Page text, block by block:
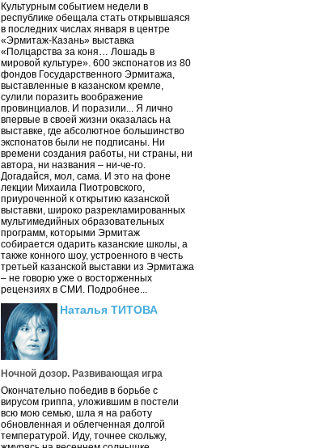
Культурным событием недели в
республике обещала стать открывшаяся
в последних числах января в центре
«Эрмитаж-Казань» выставка
«Полцарства за коня… Лошадь в
мировой культуре». 600 экспонатов из 80
фондов Государственного Эрмитажа,
выставленные в казанском кремле,
сулили поразить воображение
провинциалов. И поразили... Я лично
впервые в своей жизни оказалась на
выставке, где абсолютное большинство
экспонатов были не подписаны. Ни
времени создания работы, ни страны, ни
автора, ни названия – ни-че-го.
Догадайся, мол, сама. И это на фоне
лекции Михаила Пиотровского,
приуроченной к открытию казанской
выставки, широко разрекламированных
мультимедийных образовательных
программ, которыми Эрмитаж
собирается одарить казанские школы, а
также конного шоу, устроенного в честь
третьей казанской выставки из Эрмитажа
– не говорю уже о восторженных
рецензиях в СМИ. Подробнее...
Наталья ТИТОВА
Ночной дозор. Развивающая игра
Окончательно победив в борьбе с
вирусом гриппа, уложившим в постели
всю мою семью, шла я на работу
обновленная и облегченная долгой
температурой. Иду, точнее скольжу,